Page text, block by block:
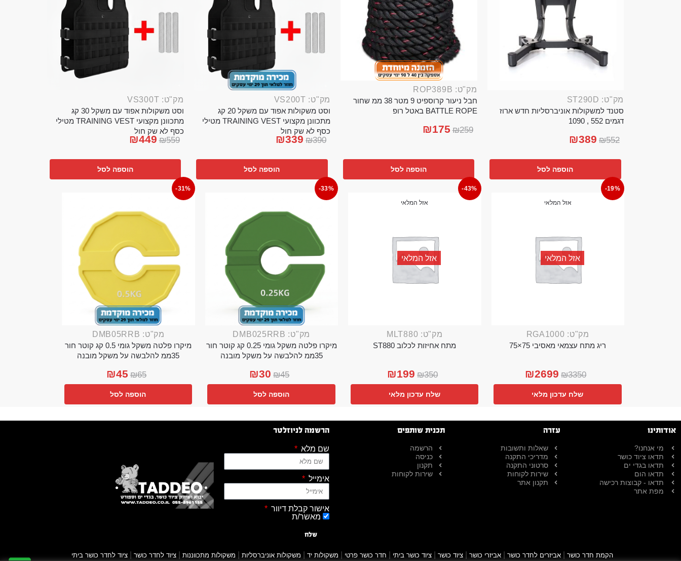
מק"ט: ST290D
סטנד למשקולות אוניברסליות חדש ארוז
דגמים 552 , 1090
₪552
₪389
הוספה לסל
מק"ט: ROP389B
חבל ניעור קרוספיט 9 מטר 38 ממ שחור
BATTLE ROPE באטל רופ
₪259
₪175
הוספה לסל
מק"ט: VS200T
וסט משקולות אפוד עם משקל 20 קג
מתכוונן מקצועי TRAINING VEST מטילי
כסף לא שק חול
₪390
₪339
הוספה לסל
מק"ט: VS300T
וסט משקולות אפוד עם משקל 30 קג
מתכוונן מקצועי TRAINING VEST מטילי
כסף לא שק חול
₪559
₪449
הוספה לסל
-19%
אזל המלאי
אזל המלאי
מק"ט: RGA1000
ריג מתח עצמאי מאסיבי 75×75
₪3350
₪2699
שלח עדכון מלאי
-43%
אזל המלאי
אזל המלאי
מק"ט: MLT880
מתח אחיזות לכלוב ST880
₪350
₪199
שלח עדכון מלאי
-33%
מק"ט: DMB025RRB
מיקרו פלטה משקל גומי 0.25 קג קוטר חור
35ממ להלבשה על משקל מובנה
₪45
₪30
הוספה לסל
-31%
מק"ט: DMB05RRB
מיקרו פלטה משקל גומי 0.5 קג קוטר חור
35ממ להלבשה על משקל מובנה
₪65
₪45
הוספה לסל
אודותינו
מי אנחנו?
תדאו ציוד כושר
תדאו בגדי ים
תדאו הום
תדאו - קבוצות רכישה
מפת אתר
עזרה
שאלות ותשובות
מדריכי התקנה
סרטוני התקנה
שירות לקוחות
תקנון אתר
תכנית שותפים
הרשמה
כניסה
תקנון
שירות לקוחות
הרשמה לניוזלטר
שם מלא
אימייל
אישור קבלת דיוור
מאשר/ת
שלח
הקמת חדר כושר |אביזרים לחדר כושר |אביזרי כושר |ציוד כושר |ציוד כושר ביתי חדר כושר פרטי משקולות יד משקולות אוניברסליות משקולות מתכווננות |ציוד לחדר כושר |ציוד לחדר כושר ביתי